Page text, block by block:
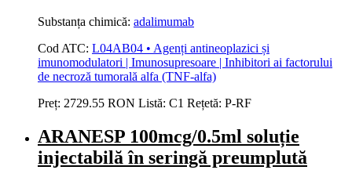
Substanța chimică: adalimumab
Cod ATC: L04AB04 • Agenți antineoplazici și
imunomodulatori | Imunosupresoare | Inhibitori ai factorului
de necroză tumorală alfa (TNF-alfa)
Preț: 2729.55 RON Listă: C1 Rețetă: P-RF
ARANESP 100mcg/0.5ml soluție
injectabilă în seringă preumplută